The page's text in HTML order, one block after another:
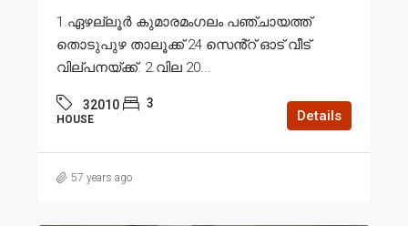
1.ഏഴല്ലൂർ കുമാരമംഗലം പഞ്ചായത്ത്
തൊടുപുഴ താലൂക്ക് 24 സെൻ്റ് ഓട് വീട്
വില്പനയ്ക്ക്. 2.വില 20...
32010 3
HOUSE Details
57 years ago